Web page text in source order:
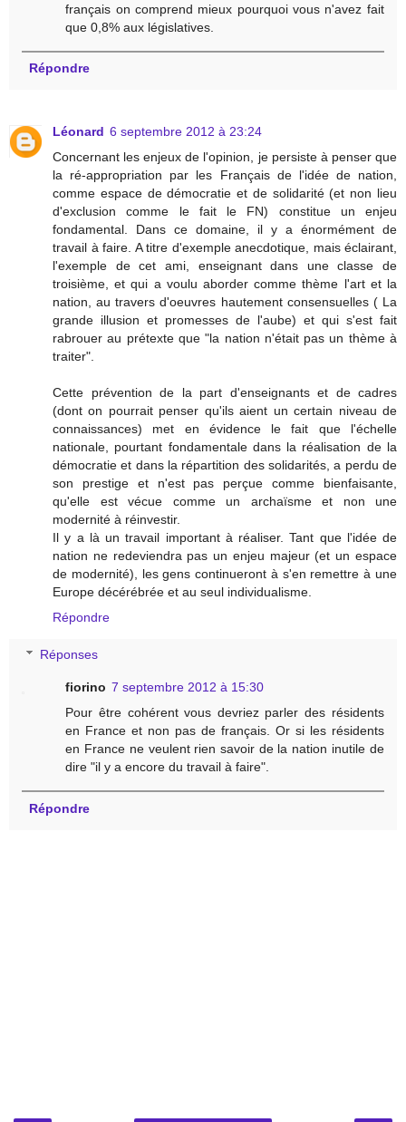
français on comprend mieux pourquoi vous n'avez fait
que 0,8% aux législatives.
Répondre
Léonard 6 septembre 2012 à 23:24
Concernant les enjeux de l'opinion, je persiste à penser que
la ré-appropriation par les Français de l'idée de nation,
comme espace de démocratie et de solidarité (et non lieu
d'exclusion comme le fait le FN) constitue un enjeu
fondamental. Dans ce domaine, il y a énormément de
travail à faire. A titre d'exemple anecdotique, mais éclairant,
l'exemple de cet ami, enseignant dans une classe de
troisième, et qui a voulu aborder comme thème l'art et la
nation, au travers d'oeuvres hautement consensuelles ( La
grande illusion et promesses de l'aube) et qui s'est fait
rabrouer au prétexte que "la nation n'était pas un thème à
traiter".
Cette prévention de la part d'enseignants et de cadres
(dont on pourrait penser qu'ils aient un certain niveau de
connaissances) met en évidence le fait que l'échelle
nationale, pourtant fondamentale dans la réalisation de la
démocratie et dans la répartition des solidarités, a perdu de
son prestige et n'est pas perçue comme bienfaisante,
qu'elle est vécue comme un archaïsme et non une
modernité à réinvestir.
Il y a là un travail important à réaliser. Tant que l'idée de
nation ne redeviendra pas un enjeu majeur (et un espace
de modernité), les gens continueront à s'en remettre à une
Europe décérébrée et au seul individualisme.
Répondre
Réponses
fiorino 7 septembre 2012 à 15:30
Pour être cohérent vous devriez parler des résidents
en France et non pas de français. Or si les résidents
en France ne veulent rien savoir de la nation inutile de
dire "il y a encore du travail à faire".
Répondre